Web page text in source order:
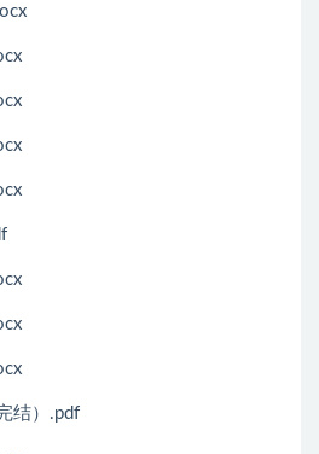
结）.pdf